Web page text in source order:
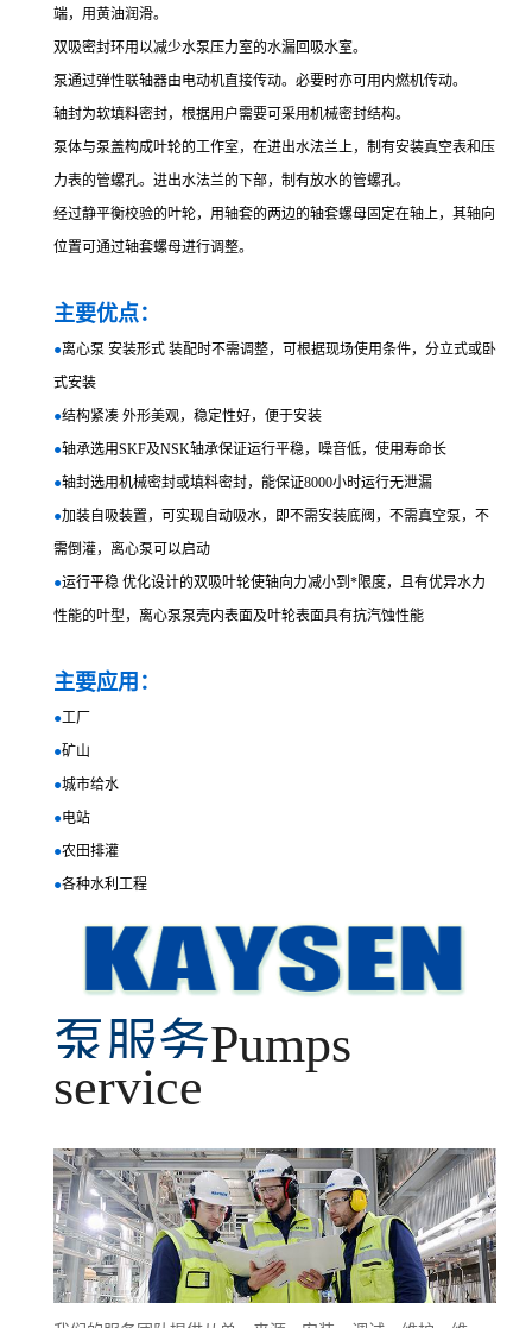
端，用黄油润滑。
双吸密封环用以减少水泵压力室的水漏回吸水室。
泵通过弹性联轴器由电动机直接传动。必要时亦可用内燃机传动。
轴封为软填料密封，根据用户需要可采用机械密封结构。
泵体与泵盖构成叶轮的工作室，在进出水法兰上，制有安装真空表和压
力表的管螺孔。进出水法兰的下部，制有放水的管螺孔。
经过静平衡校验的叶轮，用轴套的两边的轴套螺母固定在轴上，其轴向
位置可通过轴套螺母进行调整。
主要优点：
●离心泵 安装形式 装配时不需调整，可根据现场使用条件，分立式或卧
式安装
●结构紧凑 外形美观，稳定性好，便于安装
●轴承选用SKF及NSK轴承保证运行平稳，噪音低，使用寿命长
●轴封选用机械密封或填料密封，能保证8000小时运行无泄漏
●加装自吸装置，可实现自动吸水，即不需安装底阀，不需真空泵，不
需倒灌，离心泵可以启动
●运行平稳 优化设计的双吸叶轮使轴向力减小到*限度，且有优异水力
性能的叶型，离心泵泵壳内表面及叶轮表面具有抗汽蚀性能
主要应用：
●工厂
●矿山
●城市给水
●电站
●农田排灌
●各种水利工程
泵服务Pumps
service